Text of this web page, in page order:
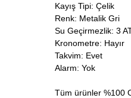
Kayış Tipi: Çelik
Renk: Metalik Gri
Su Geçirmezlik: 3
Kronometre: Hayır
Takvim: Evet
Alarm: Yok
Tüm ürünler %100